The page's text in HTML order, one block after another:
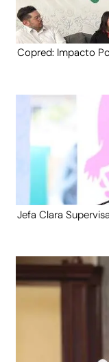
Copred: Impacto
Jefa Clara